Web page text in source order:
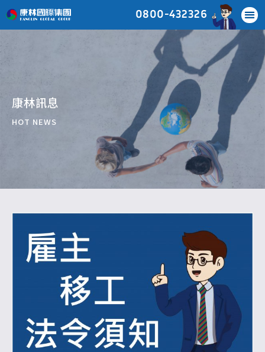
0800-432326
康林訊息
HOT NEWS